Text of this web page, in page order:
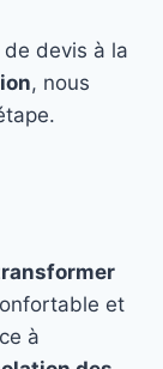
devis à la
, nous
et
à